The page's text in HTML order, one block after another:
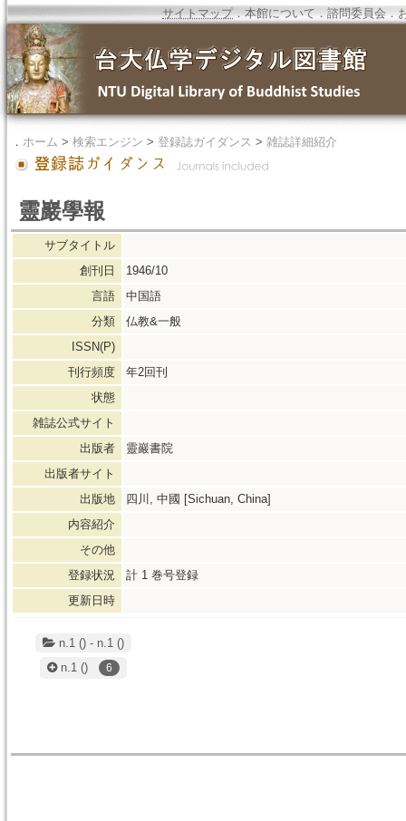
サイトマップ．本館について．諮問委員会．
． ホーム > 検索エンジン > 登録誌ガイダンス > 雑誌詳細紹介
靈巖學報
サブタイトル
創刊日
1946/10
言語
中国語
分類
仏教&一般
ISSN(P)
刊行頻度
年2回刊
状態
雑誌公式サイト
出版者
靈巖書院
出版者サイト
出版地
四川, 中國 [Sichuan, China]
内容紹介
その他
登録状況
計 1 巻号登録
更新日時
n.1 () - n.1 ()
n.1 () 6